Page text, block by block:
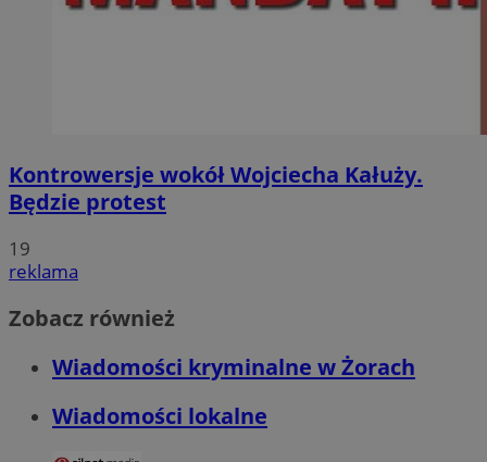
Kontrowersje wokół Wojciecha Kałuży.
Będzie protest
19
reklama
Zobacz również
Wiadomości kryminalne w Żorach
Wiadomości lokalne